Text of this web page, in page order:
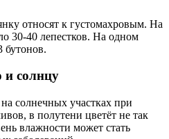
относят к густомахровым. На
30-40 лепестков. На одном
бутонов.
и солнцу
солнечных участках при
в полутени цветёт не так
влажности может стать